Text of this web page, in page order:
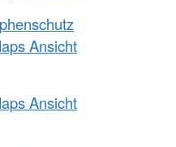
Ansicht
Ansicht